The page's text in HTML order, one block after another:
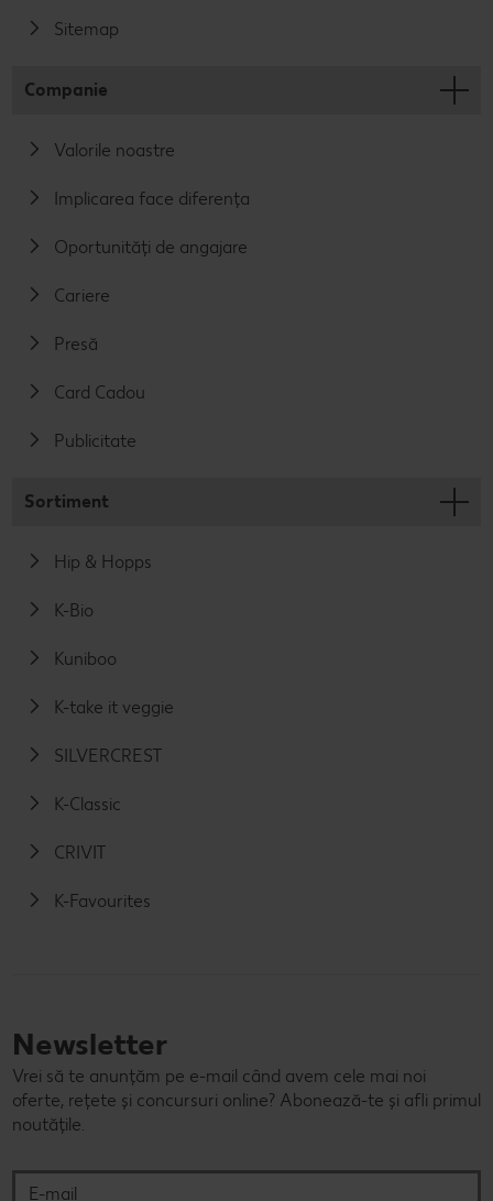
Sitemap
Companie
Valorile noastre
Implicarea face diferența
Oportunități de angajare
Cariere
Presă
Card Cadou
Publicitate
Sortiment
Hip & Hopps
K-Bio
Kuniboo
K-take it veggie
SILVERCREST
K-Classic
CRIVIT
K-Favourites
Newsletter
Vrei să te anunțăm pe e-mail când avem cele mai noi
oferte, rețete și concursuri online? Abonează-te și afli primul
noutățile.